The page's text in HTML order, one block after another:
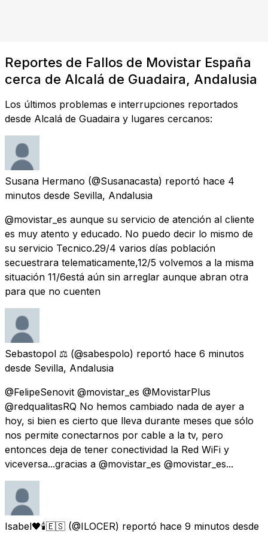
Reportes de Fallos de Movistar España
cerca de Alcalá de Guadaira, Andalusia
Los últimos problemas e interrupciones reportados
desde Alcalá de Guadaira y lugares cercanos:
Susana Hermano (@Susanacasta) reportó hace 4
minutos desde Sevilla, Andalusia
@movistar_es aunque su servicio de atención al cliente
es muy atento y educado. No puedo decir lo mismo de
su servicio Tecnico.29/4 varios días población
secuestrara telematicamente,12/5 volvemos a la misma
situación 11/6está aún sin arreglar aunque abran otra
para que no cuenten
Sebastopol ⚖️ (@sabespolo) reportó hace 6 minutos
desde Sevilla, Andalusia
@FelipeSenovit @movistar_es @MovistarPlus
@redqualitasRQ No hemos cambiado nada de ayer a
hoy, si bien es cierto que lleva durante meses que sólo
nos permite conectarnos por cable a la tv, pero
entonces deja de tener conectividad la Red WiFi y
viceversa...gracias a @movistar_es @movistar_es...
Isabel🖤🕯🇪🇸 (@ILOCER) reportó hace 9 minutos desde